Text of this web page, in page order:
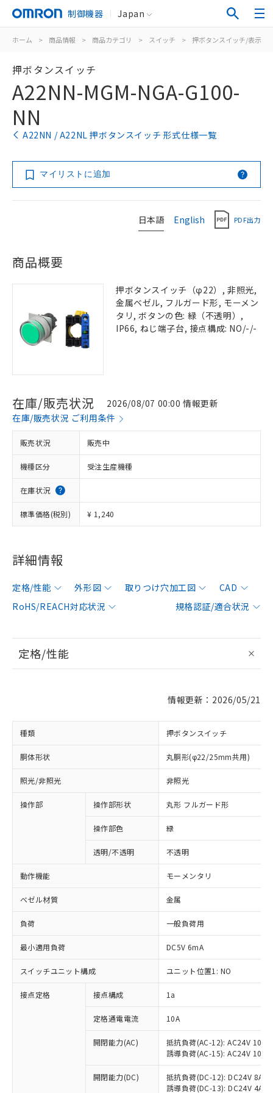
制御機器 Japan
ホーム > 商品情報 > 商品カテゴリ > スイッチ > 押ボタンスイッチ/表示灯
押ボタンスイッチ
A22NN-MGM-NGA-G100-
NN
A22NN / A22NL 押ボタンスイッチ 形式仕様一覧
マイリストに追加
日本語 English PDF出力
商品概要
押ボタンスイッチ（φ22）, 非照光,
金属ベゼル, フルガード形, モーメン
タリ, ボタンの色: 緑（不透明）,
IP66, ねじ端子台, 接点構成: NO/-/-
在庫/販売状況
2026/08/07 00:00 情報更新
在庫/販売状況 ご利用条件
販売状況 販売中
機種区分 受注生産機種
在庫状況
標準価格(税別) ¥ 1,240
詳細情報
定格/性能 外形図 取りつけ穴加工図
CAD
RoHS/REACH対応状況
規格認証/適合状況
定格/性能
情報更新：2026/05/21
種類 押ボタンスイッチ
胴体形状 丸胴形(φ22/25mm共用)
照光/非照光 非照光
操作部 操作部形状 丸形 フルガード形
操作部色 緑
透明/不透明 不透明
動作機能 モーメンタリ
ベゼル材質 金属
負荷 一般負荷用
最小適用負荷 DC5V 6mA
スイッチユニット構成 ユニット位置1: NO
接点定格 接点構成 1a
定格通電電流 10A
開閉能力(AC)
抵抗負荷(AC-12): AC24V 10A/
誘導負荷(AC-15): AC24V
開閉能力(DC)
抵抗負荷(DC-12): DC24V 8A/
誘導負荷(DC-13): DC24V 4A/
ご利用条件
対応済み：EU RoHS指令（10物質）の
非含有に対応した製品が提供可能な商品で
対応予定：EU RoHS指令（10物質）の非含
有に対応した製品に切り替える予定のある